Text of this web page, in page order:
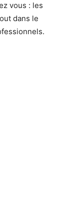
vous : les
dans le